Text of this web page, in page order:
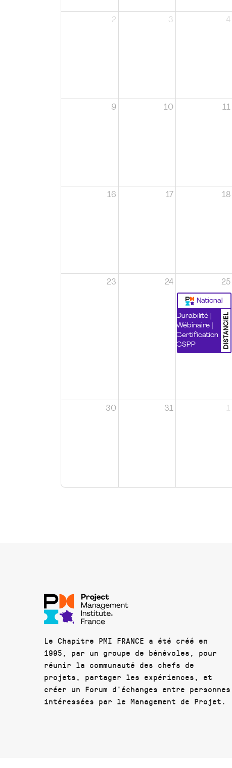
2 3 4
9 10 11
16 17 18
23 24 25
National
DISTANCIEL
Durabilité |
Wébinaire |
Certification
CSPP
30 31 1
Le Chapitre PMI FRANCE a été créé en
1995, par un groupe de bénévoles, pour
réunir la communauté des chefs de
projets, partager les expériences, et
créer un Forum d'échanges entre personnes
intéressées par le Management de Projet.